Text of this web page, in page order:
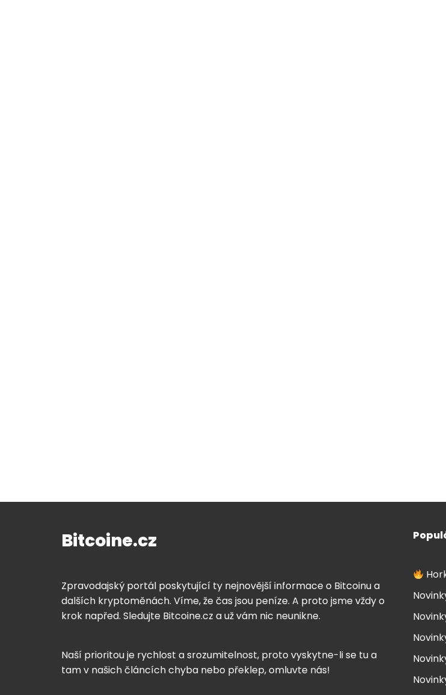
Bitcoine.cz
Zpravodajský portál poskytující ty nejnovější informace o Bitcoinu a
dalších kryptoměnách. Víme, že čas jsou peníze. A proto jsme vždy o
krok napřed. Sledujte Bitcoine.cz a už vám nic neunikne.
Naší prioritou je rychlost a srozumitelnost, proto vyskytne-li se tu a
tam v našich článcích chyba nebo překlep, omluvte nás!